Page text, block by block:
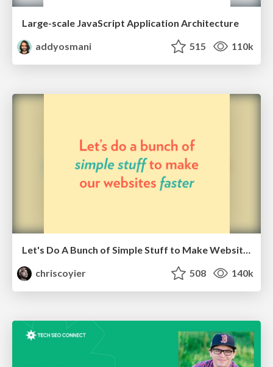
Large-scale JavaScript Application Architecture
addyosmani
515 110k
Let's Do A Bunch of Simple Stuff to Make Websites Faster
chriscoyier
508 140k